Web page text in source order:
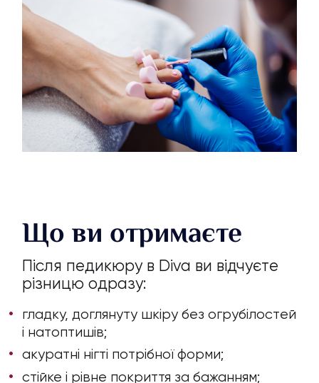
Що ви отримаєте
Після педикюру в Diva ви відчуєте
різницю одразу:
гладку, доглянуту шкіру без огрубілостей
і натоптишів;
акуратні нігті потрібної форми;
стійке і рівне покриття за бажанням;